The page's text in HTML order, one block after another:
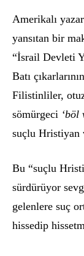
Amerikalı
yansıtan bir
“İsrail Devleti
Batı
Filistinliler,
sömürgeci ‘böl
suçlu Hristiyan
Bu “suçlu
sürdürüyor
gelenlere suç
hissedip